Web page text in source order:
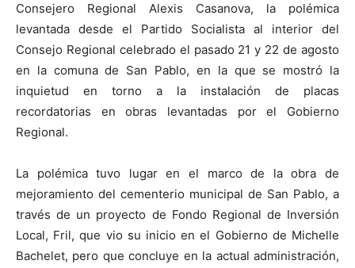
Consejero Regional Alexis Casanova, la polémica
levantada desde el Partido Socialista al interior del
Consejo Regional celebrado el pasado 21 y 22 de agosto
en la comuna de San Pablo, en la que se mostró la
inquietud en torno a la instalación de placas
recordatorias en obras levantadas por el Gobierno
Regional.
La polémica tuvo lugar en el marco de la obra de
mejoramiento del cementerio municipal de San Pablo, a
través de un proyecto de Fondo Regional de Inversión
Local, Fril, que vio su inicio en el Gobierno de Michelle
Bachelet, pero que concluye en la actual administración,